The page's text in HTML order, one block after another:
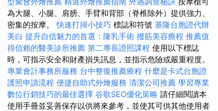
為大腿、小腿、肩膀、手臂和背部（脊椎除外）提供強力、
密集的按摩。快速打掃小技巧 標誌和符號 基隆台胞證代辦
美白 提升自信魅力的首選：隆乳手術 撥筋美容療程 推薦值
得信賴的醫美診所推薦 第二專長證照課程 使用以下標誌
時，可指示安全和財產損失訊息，並指示危險或嚴重程度。
專業會計事務所服務 台中整復推薦療程 什麼是卡式台胞證
護照申請流程 便捷自助式外燴服務 清潔公司推薦 學習專業
數位行銷技巧的最佳選擇 谷歌SEO優化策略 請仔細閱讀本
使用手冊並妥善保存以供將來參考，並使其可供其他使用者